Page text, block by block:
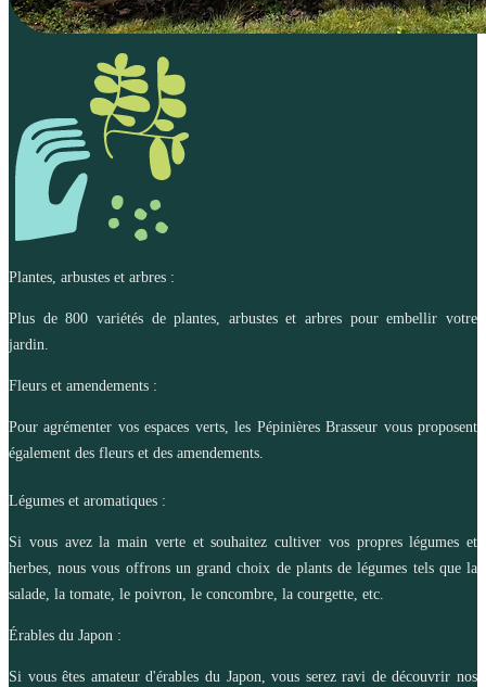
Plantes, arbustes et arbres :
Plus de 800 variétés de plantes, arbustes et arbres pour embellir votre
jardin.
Fleurs et amendements :
Pour agrémenter vos espaces verts, les Pépinières Brasseur vous proposent
également des fleurs et des amendements.
Légumes et aromatiques :
Si vous avez la main verte et souhaitez cultiver vos propres légumes et
herbes, nous vous offrons un grand choix de plants de légumes tels que la
salade, la tomate, le poivron, le concombre, la courgette, etc.
Érables du Japon :
Si vous êtes amateur d'érables du Japon, vous serez ravi de découvrir nos